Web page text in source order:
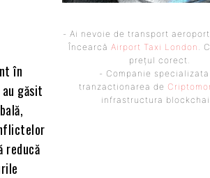
în
găsit
reducă
- Ai nevoie de transport
Încearcă Airport Taxi London .
prețul corect.
- Companie specializata
tranzactionarea de
infrastructura